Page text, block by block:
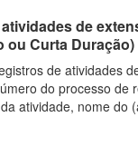
de
ou Curta Duração)
de atividades
do processo de
atividade, nome do